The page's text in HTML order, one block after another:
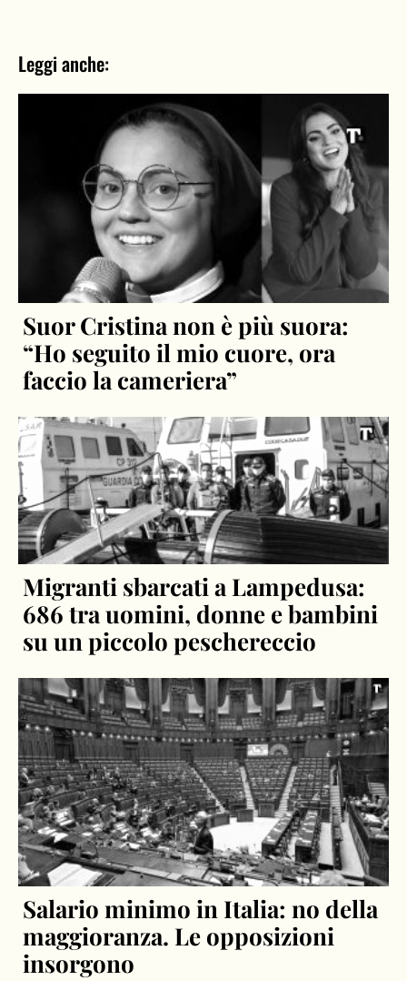
Leggi anche:
Suor Cristina non è più suora:
“Ho seguito il mio cuore, ora
faccio la cameriera”
Migranti sbarcati a Lampedusa:
686 tra uomini, donne e bambini
su un piccolo peschereccio
Salario minimo in Italia: no della
maggioranza. Le opposizioni
insorgono